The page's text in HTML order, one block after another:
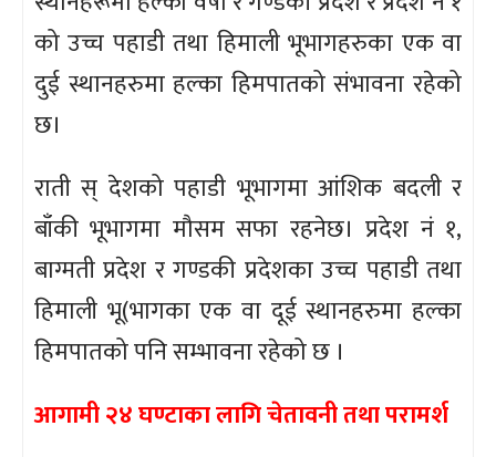
को उच्च पहाडी तथा हिमाली भूभागहरुका एक वा
दुई स्थानहरुमा हल्का हिमपातको संभावना रहेको
छ।
राती स् देशको पहाडी भूभागमा आंशिक बदली र
बाँकी भूभागमा मौसम सफा रहनेछ। प्रदेश नं १,
बाग्मती प्रदेश र गण्डकी प्रदेशका उच्च पहाडी तथा
हिमाली भू(भागका एक वा दूई स्थानहरुमा हल्का
हिमपातको पनि सम्भावना रहेको छ ।
आगामी २४ घण्टाका लागि चेतावनी तथा परामर्श